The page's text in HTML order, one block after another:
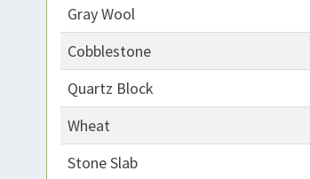
Gray Wool
Cobblestone
Quartz Block
Wheat
Stone Slab